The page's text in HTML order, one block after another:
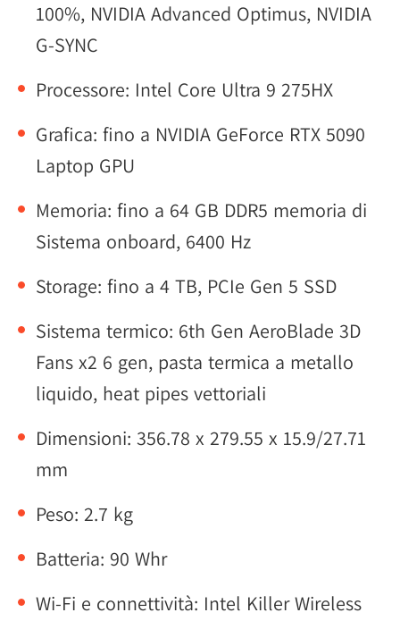
100%, NVIDIA Advanced Optimus, NVIDIA
G-SYNC
Processore: Intel Core Ultra 9 275HX
Grafica: fino a NVIDIA GeForce RTX 5090
Laptop GPU
Memoria: fino a 64 GB DDR5 memoria di
Sistema onboard, 6400 Hz
Storage: fino a 4 TB, PCIe Gen 5 SSD
Sistema termico: 6th Gen AeroBlade 3D
Fans x2 6 gen, pasta termica a metallo
liquido, heat pipes vettoriali
Dimensioni: 356.78 x 279.55 x 15.9/27.71
mm
Peso: 2.7 kg
Batteria: 90 Whr
Wi-Fi e connettività: Intel Killer Wireless